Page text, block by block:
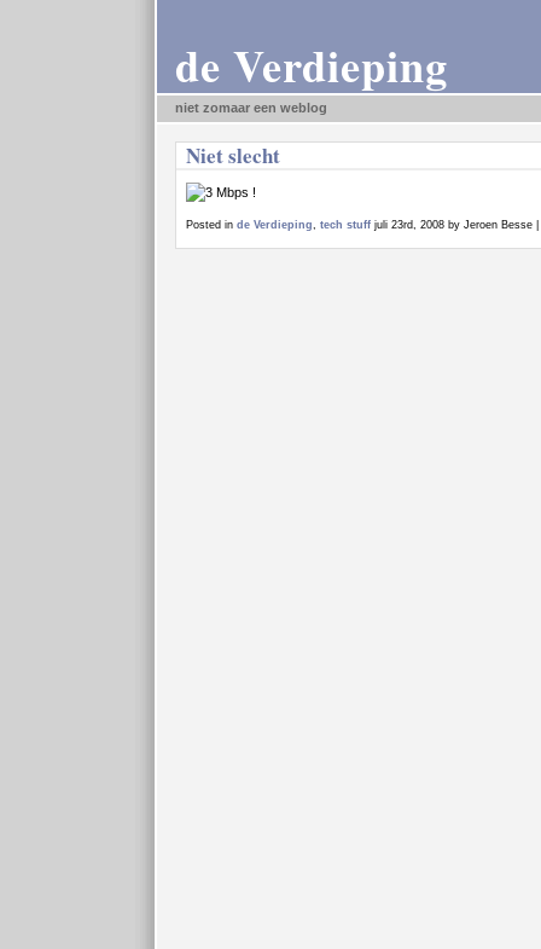
de Verdieping
niet zomaar een weblog
Niet slecht
Posted in de Verdieping, tech stuff juli 23rd, 2008 by Jeroen Besse |